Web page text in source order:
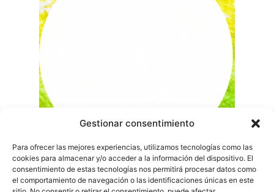
Gestionar consentimiento
Para ofrecer las mejores experiencias, utilizamos tecnologías como las
cookies para almacenar y/o acceder a la información del dispositivo. El
consentimiento de estas tecnologías nos permitirá procesar datos como
el comportamiento de navegación o las identificaciones únicas en este